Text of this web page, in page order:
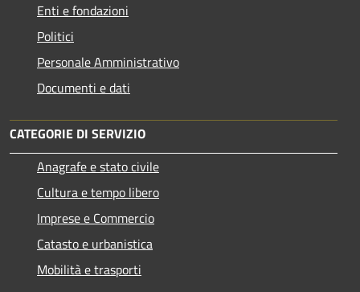
Enti e fondazioni
Politici
Personale Amministrativo
Documenti e dati
CATEGORIE DI SERVIZIO
Anagrafe e stato civile
Cultura e tempo libero
Imprese e Commercio
Catasto e urbanistica
Mobilità e trasporti